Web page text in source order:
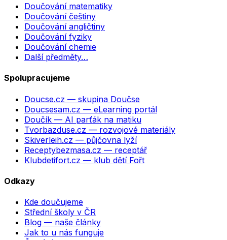
Doučování matematiky
Doučování češtiny
Doučování angličtiny
Doučování fyziky
Doučování chemie
Další předměty…
Spolupracujeme
Doucse.cz — skupina Doučse
Doucsesam.cz — eLearning portál
Doučík — AI parťák na matiku
Tvorbazduse.cz — rozvojové materiály
Skiverleih.cz — půjčovna lyží
Receptybezmasa.cz — receptář
Klubdetifort.cz — klub dětí Fořt
Odkazy
Kde doučujeme
Střední školy v ČR
Blog — naše články
Jak to u nás funguje